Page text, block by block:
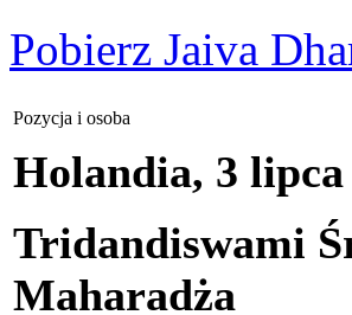
Pobierz Jaiva
Pozycja i osoba
Holandia, 3
Tridandiswami
Maharadża